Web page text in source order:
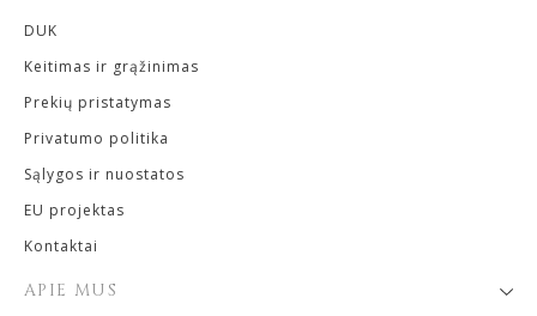
DUK
Keitimas ir grąžinimas
Prekių pristatymas
Privatumo politika
Sąlygos ir nuostatos
EU projektas
Kontaktai
APIE MUS